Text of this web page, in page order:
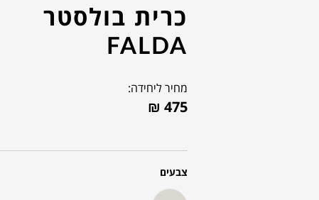
כרית בולסטר
FALDA
מחיר ליחידה:
₪ 475
צבעים